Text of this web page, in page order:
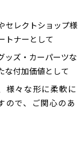
セレクトショップ様
トナーとして
ッズ・カーパーツな
な付加価値として
様々な形に柔軟に
ので、ご関心のあ